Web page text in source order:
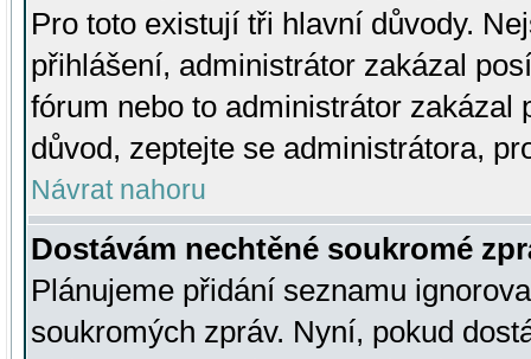
Pro toto existují tři hlavní důvody.
přihlášení, administrátor zakázal
fórum nebo to administrátor zakázal
důvod, zeptejte se administrátora,
Návrat nahoru
Dostávám nechtěné soukromé
Plánujeme přidání seznamu
soukromých zpráv. Nyní, pokud